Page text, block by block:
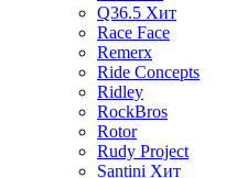
Q36.5 Хит
Race Face
Remerx
Ride Concepts
Ridley
RockBros
Rotor
Rudy Project
Santini Хит